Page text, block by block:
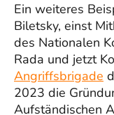
Ein weiteres
Biletsky, einst
des Nationalen
Rada und jetzt
Angriffsbrigade
2023 die
Aufständischen